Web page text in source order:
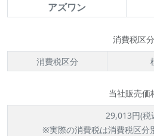
アズワン
消費税区分
消費税区分
当社販売価
29,013円(税
※実際の消費税は消費税区分